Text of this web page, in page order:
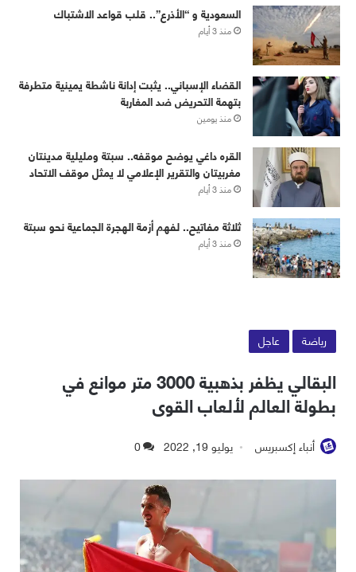
‏⁧‫السعودية‬⁩ و “الأذرع”.. قلب قواعد الاشتباك
منذ 3 أيام
القضاء الإسباني.. يثبت إدانة ناشطة يمينية متطرفة
بتهمة التحريض ضد المغاربة
منذ يومين
القره داغي يوضح موقفه.. سبتة ومليلية مدينتان
مغربيتان والتقرير الإعلامي لا يمثل موقف الاتحاد
منذ 3 أيام
ثلاثة مفاتيح.. لفهم أزمة الهجرة الجماعية نحو سبتة
منذ 3 أيام